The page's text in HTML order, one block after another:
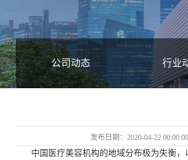
公司动态 行业
发布日期：2020-04-22 00:00:00
中国医疗美容机构的地域分布极为失衡